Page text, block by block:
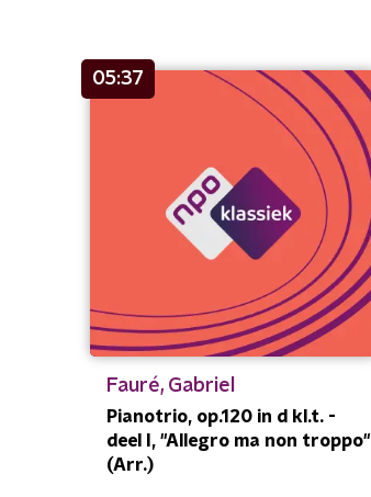
05:37
Fauré, Gabriel
Pianotrio, op.120 in d kl.t. -
deel I, "Allegro ma non troppo"
(Arr.)